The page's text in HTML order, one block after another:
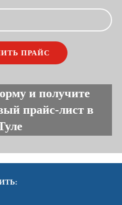
и получите
прайс-лист в